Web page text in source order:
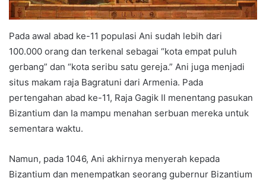
Pada awal abad ke-11 populasi Ani sudah lebih dari
100.000 orang dan terkenal sebagai “kota empat puluh
gerbang” dan “kota seribu satu gereja.” Ani juga menjadi
situs makam raja Bagratuni dari Armenia. Pada
pertengahan abad ke-11, Raja Gagik II menentang pasukan
Bizantium dan Ia mampu menahan serbuan mereka untuk
sementara waktu.
Namun, pada 1046, Ani akhirnya menyerah kepada
Bizantium dan menempatkan seorang gubernur Bizantium